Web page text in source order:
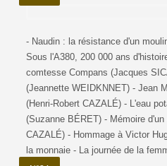
- Naudin : la résistance d'un
Sous l'A380, 200 000 ans
comtesse Compans (Jacques
(Jeannette WEIDKNNET) - Jean
(Henri-Robert CAZALÉ) - L'eau
(Suzanne BÉRET) - Mémoire
CAZALÉ) - Hommage à Victor
la monnaie - La journée de la